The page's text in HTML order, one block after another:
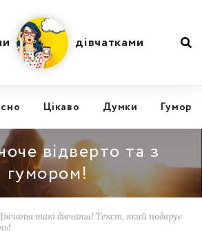
Цікаво Думки Гумор
дівчатками
відверто та з
гумором!
такі дівчата! Текст, який подарує